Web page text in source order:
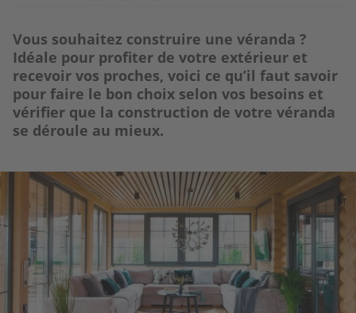
Vous souhaitez construire une véranda ?
Idéale pour profiter de votre extérieur et
recevoir vos proches, voici ce qu’il faut savoir
pour faire le bon choix selon vos besoins et
vérifier que la construction de votre véranda
se déroule au mieux.
Image